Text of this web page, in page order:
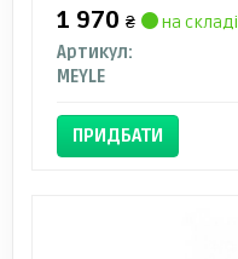
1 970 ₴
на складі
Артикул:
MEYLE
ПРИДБАТИ